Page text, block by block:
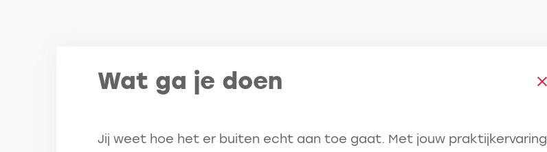
Wat ga je doen
Jij weet hoe het er buiten echt aan toe gaat. Met jouw praktijkervaring